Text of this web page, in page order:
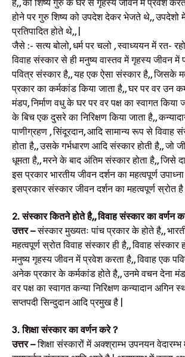
है,, की शिष्य गुरु के घर से गृहस्य जीवन में प्रवेश करता
होने पर गुरु शिष्य को उपदेश देकर भेजते थे,, उपदेशो में
प्रतिपादित होते थे,, |
जैसे :- सत्य बोलो, धर्म पर चलो , स्वाध्ययन में रत-
विवाह संस्कार से ही मनुष्य वास्तव में गृहस्य जीवन में
पवित्र संस्कार है,, यह एक ऐसा संस्कार है,, जिसके
प्रकार का कर्मकांड किया जाता है,, घर पर वर उन
मंडप, निर्माण वधु के घर पर वर पक्ष का स्वागत किया
के बिच एक दुसरे का निरिक्षण किया जाता है,,
पाणीग्रहण , सिंदूरदान, आदि सामान्य रूप से विवाह
होता है,, उसके गर्भधारण आदि संस्कार होती है,, जो
धूमता है,, मरने के बाद अंतिम संस्कार होता है,, जिसे
इस प्रकार भारतीय जीवन दर्शन का महत्वपूर्ण
इसप्रकार संस्कार जीवन दर्शन का महत्वपूर्ण स्रोत है |
2. संस्कार कितने होते है,, विवाह संस्कार का वर्णन
उत्तर –संस्कार मुख्यतः पांच प्रकार के होते है,,
महत्वपूर्ण स्रोत विवाह संस्कार ही है,, विवाह संस्कार
मनुष्य गृहस्य जीवन में प्रवेश करता है,, विवाह एक
अनेक प्रकार के कर्मकांड होते है,, उनमे वचन देना
वर पक्ष का स्वागत कन्या निरिक्षण कन्यादान अगिन
सप्तपदी सिन्दुदान आदि प्रमुख है |
3. शिक्षा संस्कार का वर्णन करे ?
उत्तर –शिक्षा संस्कारों में अक्श्राम्भ उपनयन